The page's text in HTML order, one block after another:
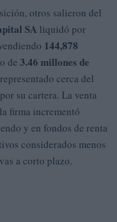
otros salieron del
SA liquidó por
144,878
de 3.46 millones de
cerca del
su cartera. La venta
firma incrementó
y en fondos de renta
considerados menos
a corto plazo.